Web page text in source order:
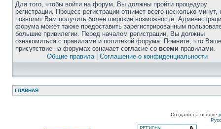
Для того, чтобы войти на форум, Вы должны пройти процедуру
регистрации. Процесс регистрации отнимет всего несколько минут,
позволит Вам получить более широкие возможности.
форума может также предоставить зарегистрированным
большие привилегии. Перед началом регистрации, Вы должны
ознакомиться с правилами и политикой форума. Помните, что Ваше
присутствие на форумах означает согласие со всеми правилами.
Общие правила| Соглашение о конфиденциальности
ГЛАВНАЯ
Создано на основе